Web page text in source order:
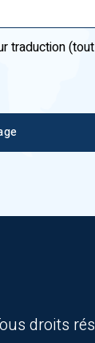
traduction
droits